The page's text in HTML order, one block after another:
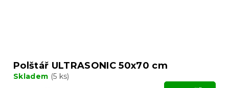
Polštář ULTRASONIC 50x70 cm
Skladem (5 ks)